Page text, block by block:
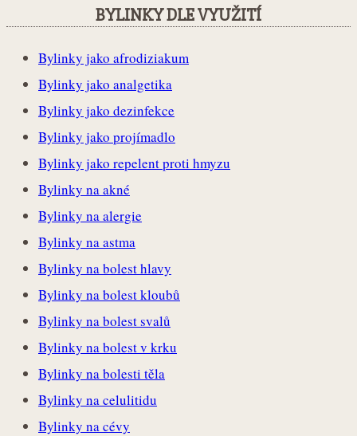
BYLINKY DLE VYUŽITÍ
Bylinky jako afrodiziakum
Bylinky jako analgetika
Bylinky jako dezinfekce
Bylinky jako projímadlo
Bylinky jako repelent proti hmyzu
Bylinky na akné
Bylinky na alergie
Bylinky na astma
Bylinky na bolest hlavy
Bylinky na bolest kloubů
Bylinky na bolest svalů
Bylinky na bolest v krku
Bylinky na bolesti těla
Bylinky na celulitidu
Bylinky na cévy